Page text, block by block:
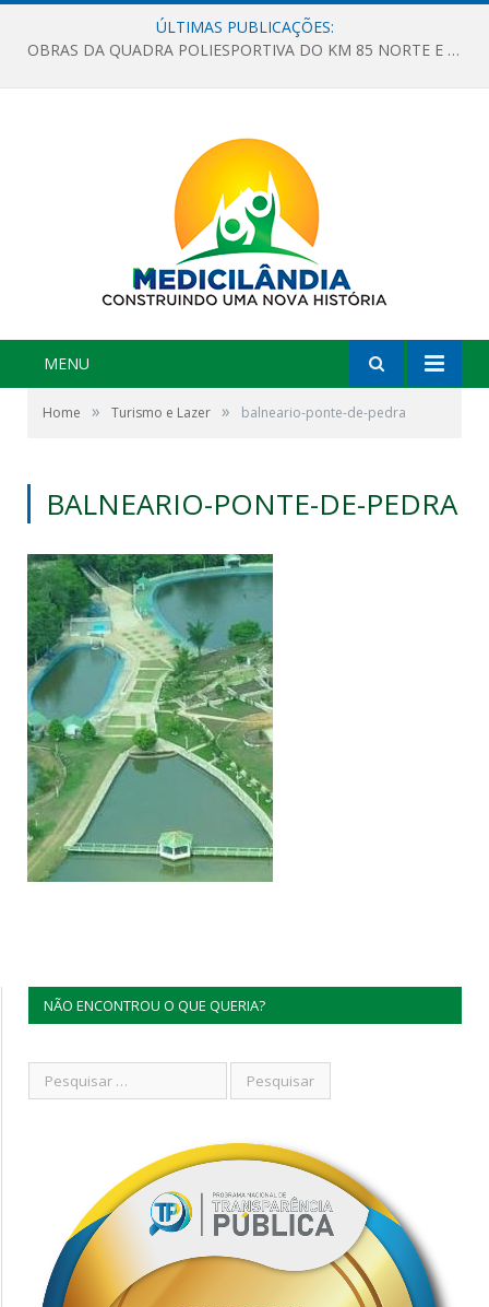
ÚLTIMAS PUBLICAÇÕES:
OBRAS DA QUADRA POLIESPORTIVA DO KM 85 NORTE E DA ESCOLA GASPAR VIANA AVANÇAM
MENU
Home » Turismo e Lazer » balneario-ponte-de-pedra
BALNEARIO-PONTE-DE-PEDRA
NÃO ENCONTROU O QUE QUERIA?